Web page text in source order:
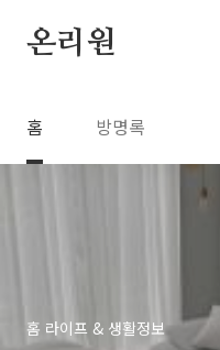
온리원
홈 방명록
홈 라이프 & 생활정보